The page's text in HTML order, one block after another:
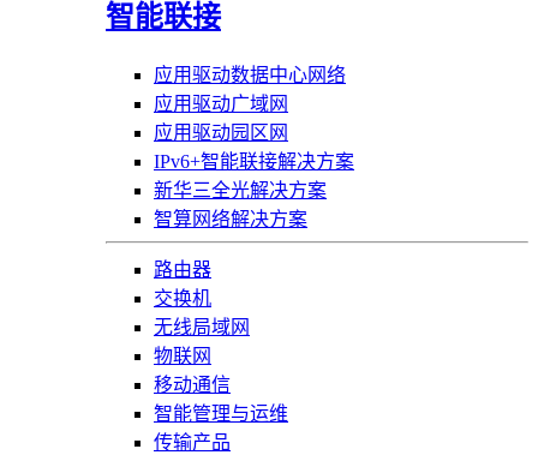
智能联接
应用驱动数据中心网络
应用驱动广域网
应用驱动园区网
IPv6+智能联接解决方案
新华三全光解决方案
智算网络解决方案
路由器
交换机
无线局域网
物联网
移动通信
智能管理与运维
传输产品